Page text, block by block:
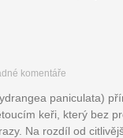
komentáře
paniculata)
keři, který bez
Na rozdíl od